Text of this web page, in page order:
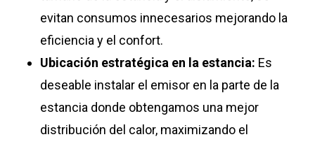
evitan consumos innecesarios mejorando la
eficiencia y el confort.
Ubicación estratégica en la estancia: Es
deseable instalar el emisor en la parte de la
estancia donde obtengamos una mejor
distribución del calor, maximizando el